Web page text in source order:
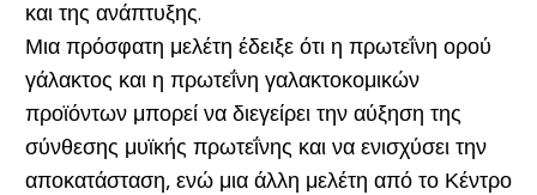
και της ανάπτυξης.
Μια πρόσφατη μελέτη έδειξε ότι η πρωτεΐνη ορού
γάλακτος και η πρωτεΐνη γαλακτοκομικών
προϊόντων μπορεί να διεγείρει την αύξηση της
σύνθεσης μυϊκής πρωτεΐνης και να ενισχύσει την
αποκατάσταση, ενώ μια άλλη μελέτη από το Κέντρο